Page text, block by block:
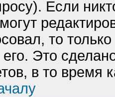
Если
то
его. Это
в то время